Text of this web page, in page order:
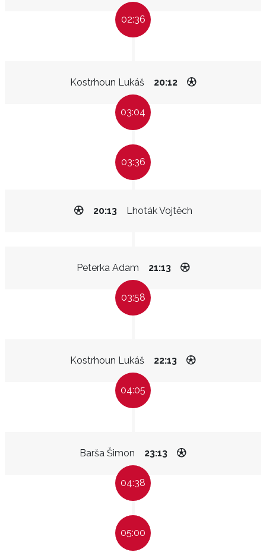
02:36
Kostrhoun Lukáš 20:12
03:04
03:36
Lhoták Vojtěch
20:13
Peterka Adam 21:13
03:58
Kostrhoun Lukáš 22:13
04:05
Barša Šimon 23:13
04:38
05:00